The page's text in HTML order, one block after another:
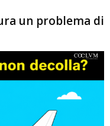
un problema di